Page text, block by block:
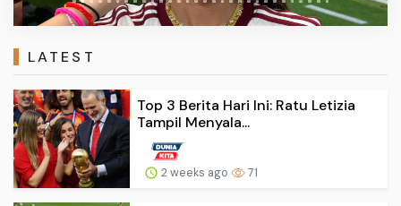
LATEST
Top 3 Berita Hari Ini: Ratu Letizia
Tampil Menyala...
2 weeks ago 71